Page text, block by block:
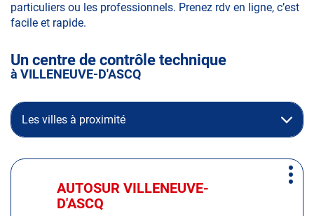
particuliers ou les professionnels. Prenez rdv en ligne, c’est
facile et rapide.
Un centre de contrôle technique
à VILLENEUVE-D'ASCQ
Les villes à proximité
Appuyer
Centre
:
AUTOSUR VILLENEUVE-
D'ASCQ
Plus